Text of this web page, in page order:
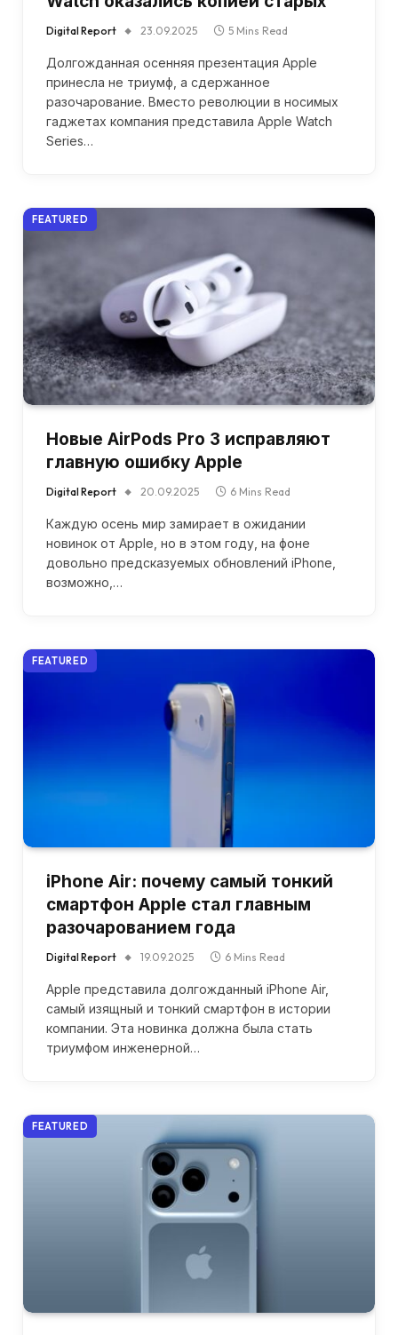
Digital Report 23.09.2025 5 Mins Read
Долгожданная осенняя презентация Apple
принесла не триумф, а сдержанное
разочарование. Вместо революции в носимых
гаджетах компания представила Apple Watch
Series…
FEATURED
Новые AirPods Pro 3 исправляют
главную ошибку Apple
Digital Report 20.09.2025 6 Mins Read
Каждую осень мир замирает в ожидании
новинок от Apple, но в этом году, на фоне
довольно предсказуемых обновлений iPhone,
возможно,…
FEATURED
iPhone Air: почему самый тонкий
смартфон Apple стал главным
разочарованием года
Digital Report 19.09.2025 6 Mins Read
Apple представила долгожданный iPhone Air,
самый изящный и тонкий смартфон в истории
компании. Эта новинка должна была стать
триумфом инженерной…
FEATURED